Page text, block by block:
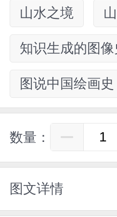
山水之境
知识生成的图像
图说中国绘画史
数量：
图文详情